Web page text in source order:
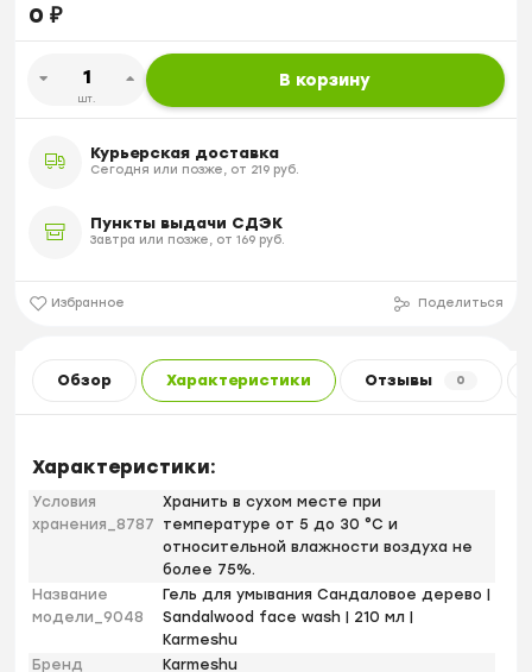
0 ₽
шт.
В корзину
Курьерская доставка
Сегодня или позже, от 219 руб.
Пункты выдачи СДЭК
Завтра или позже, от 169 руб.
Избранное Поделиться
Обзор Характеристики Отзывы 0
Характеристики:
Условия
хранения_8787
Хранить в сухом месте при
температуре от 5 до 30 °С и
относительной влажности воздуха не
более 75%.
Название
модели_9048
Гель для умывания Сандаловое дерево |
Sandalwood face wash | 210 мл |
Karmeshu
Бренд
Karmeshu